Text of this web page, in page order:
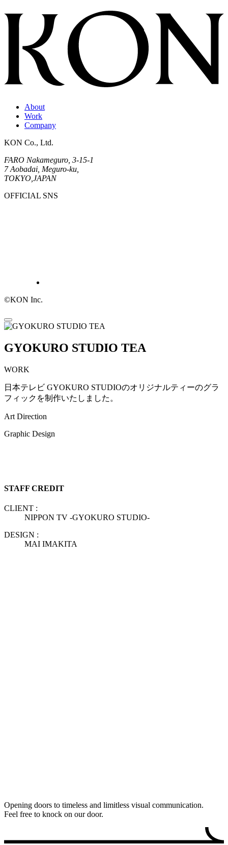
About
Work
Company
KON Co., Ltd.
FARO Nakameguro, 3-15-1
7 Aobadai, Meguro-ku,
TOKYO,JAPAN
OFFICIAL SNS
©KON Inc.
GYOKURO STUDIO TEA
WORK
日本テレビ GYOKURO STUDIOのオリジナルティーのグラ
フィックを制作いたしました。
Art Direction
Graphic Design
STAFF CREDIT
CLIENT :
NIPPON TV -GYOKURO STUDIO-
DESIGN :
MAI IMAKITA
Opening doors to timeless and limitless visual communication.
Feel free to knock on our door.